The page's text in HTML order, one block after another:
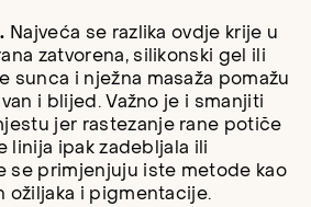
Najveća se razlika ovdje krije u
zatvorena, silikonski gel ili
sunca i nježna masaža pomažu
i blijed. Važno je i smanjiti
jer rastezanje rane potiče
linija ipak zadebljala ili
se primjenjuju iste metode kao
ožiljaka i pigmentacije.